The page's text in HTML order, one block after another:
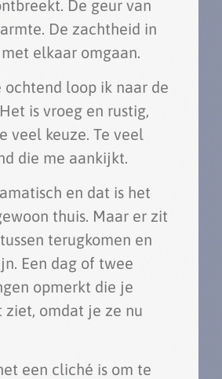
De geur van
De zachtheid in
elkaar omgaan.
ochtend loop ik naar de
is vroeg en rustig,
veel keuze. Te veel
die me aankijkt.
en dat is het
thuis. Maar er zit
terugkomen en
Een dag of twee
opmerkt die je
ziet, omdat je ze nu
een cliché is om te